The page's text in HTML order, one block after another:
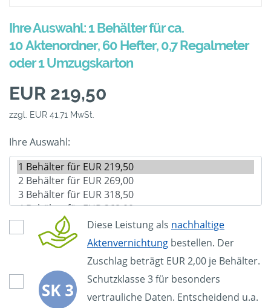
Ihre Auswahl: 1 Behälter für ca.
10 Aktenordner, 60 Hefter, 0,7 Regalmeter
oder 1 Umzugskarton
EUR 219,50
zzgl. EUR 41,71 MwSt.
Ihre Auswahl:
Diese Leistung als nachhaltige
Aktenvernichtung bestellen. Der
Zuschlag beträgt EUR 2,00 je Behälter.
Schutzklasse 3 für besonders
vertrauliche Daten. Entscheidend u.a.